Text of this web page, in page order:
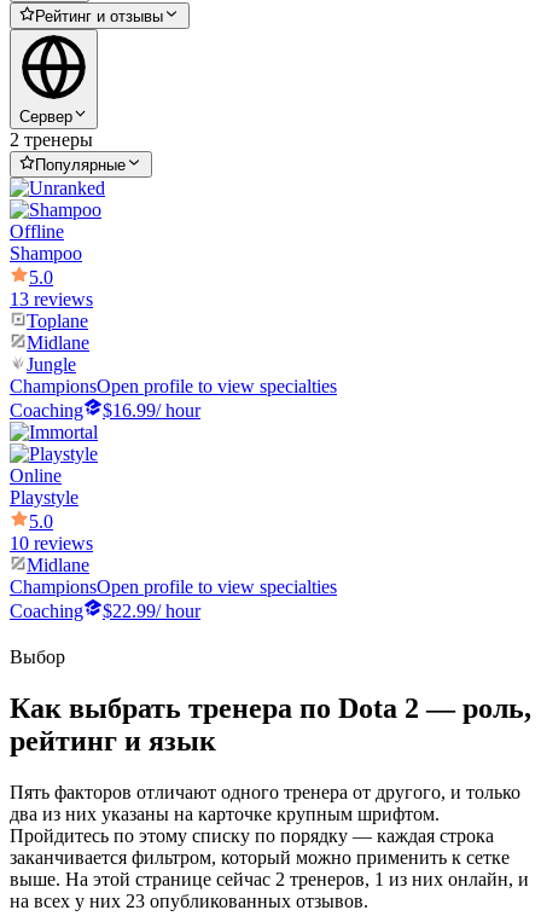
Рейтинг и отзывы
Сервер
2 тренеры
Популярные
Offline
Shampoo
5.0
13 reviews
Toplane
Midlane
Jungle
ChampionsOpen profile to view specialties
Coaching
$16.99/ hour
Online
Playstyle
5.0
10 reviews
Midlane
ChampionsOpen profile to view specialties
Coaching
$22.99/ hour
Выбор
Как выбрать тренера по Dota 2 — роль,
рейтинг и язык
Пять факторов отличают одного тренера от другого, и только
два из них указаны на карточке крупным шрифтом.
Пройдитесь по этому списку по порядку — каждая строка
заканчивается фильтром, который можно применить к сетке
выше. На этой странице сейчас 2 тренеров, 1 из них онлайн, и
на всех у них 23 опубликованных отзывов.